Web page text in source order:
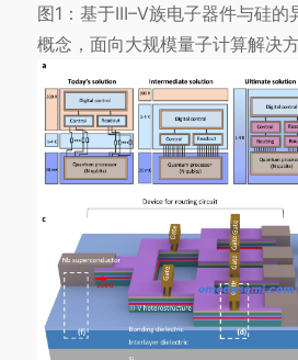
图1：基于III–V族电子器件与硅
概念，面向大规模量子计算解决方